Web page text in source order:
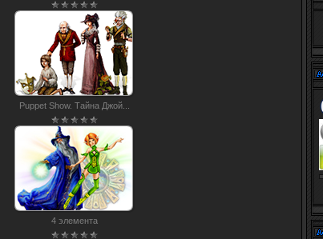
Puppet Show. Тайна Джой...
4 элемента